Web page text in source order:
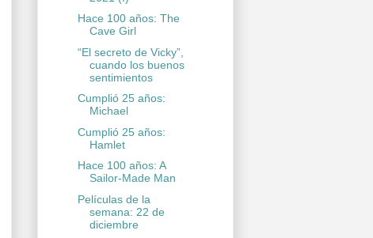
Hace 100 años: The
Cave Girl
“El secreto de Vicky”,
cuando los buenos
sentimientos
Cumplió 25 años:
Michael
Cumplió 25 años:
Hamlet
Hace 100 años: A
Sailor-Made Man
Películas de la
semana: 22 de
diciembre